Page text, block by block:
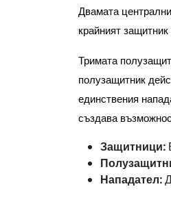
Двамата
крайният
Тримата
полузащитник
единствения
създава
Защитници:
Нападател: